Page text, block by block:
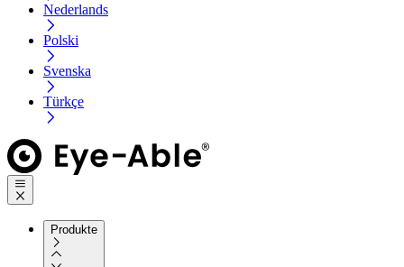
Nederlands
Polski
Svenska
Türkçe
Produkte